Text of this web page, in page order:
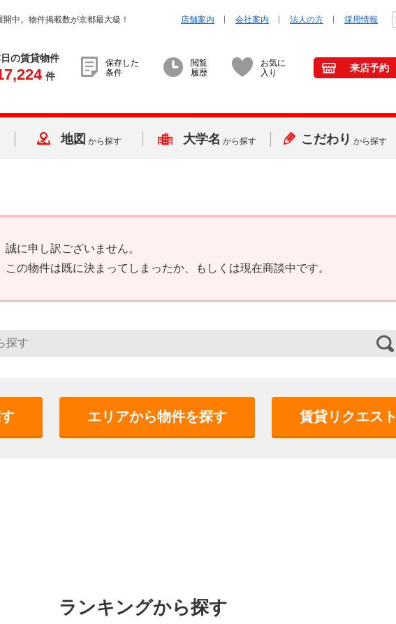
中。物件掲載数が京都最大級！ 店舗案内 会社案内 法人の方 採用情報
の賃貸物件
件
保存した
条件
閲覧
履歴
お気に
入り
来店予約
地図 から探す 大学名 から探す こだわり から探す
誠に申し訳ございません。
この物件は既に決まってしまったか、もしくは現在商談中です。
エリアから物件を探す 賃貸リクエスト
ランキングから探す